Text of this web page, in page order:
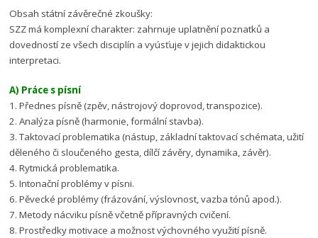
Obsah státní závěrečné zkoušky:
SZZ má komplexní charakter: zahrnuje uplatnění poznatků a
dovedností ze všech disciplín a vyúsťuje v jejich didaktickou
interpretaci.
A) Práce s písní
1. Přednes písně (zpěv, nástrojový doprovod, transpozice).
2. Analýza písně (harmonie, formální stavba).
3. Taktovací problematika (nástup, základní taktovací schémata, užití
děleného či sloučeného gesta, dílčí závěry, dynamika, závěr).
4. Rytmická problematika.
5. Intonační problémy v písni.
6. Pěvecké problémy (frázování, výslovnost, vazba tónů apod.).
7. Metody nácviku písně včetně přípravných cvičení.
8. Prostředky motivace a možnost výchovného využití písně.